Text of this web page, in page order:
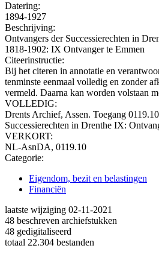
Datering:
1894-1927
Beschrijving:
Ontvangers der Successierechten in
1818-1902: IX Ontvanger te Emmen
Citeerinstructie:
Bij het citeren in annotatie en
tenminste eenmaal volledig en zonder
vermeld. Daarna kan worden volstaan
VOLLEDIG:
Drents Archief, Assen. Toegang
Successierechten in Drenthe IX:
VERKORT:
NL-AsnDA, 0119.10
Categorie:
Eigendom, bezit en belastingen
Financiën
laatste wijziging 02-11-2021
48 beschreven archiefstukken
48 gedigitaliseerd
totaal 22.304 bestanden